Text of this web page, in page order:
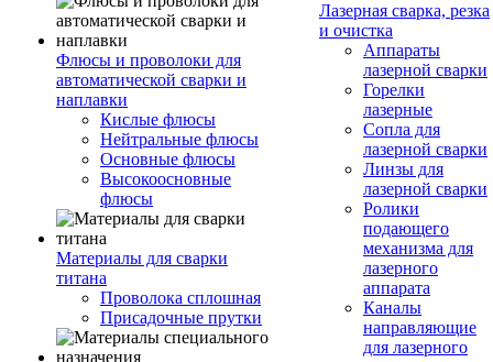
Флюсы и проволоки для
автоматической сварки и
наплавки
Кислые флюсы
Нейтральные флюсы
Основные флюсы
Высокоосновные
флюсы
Материалы для сварки
титана
Проволока сплошная
Присадочные прутки
Лазерная сварка, резка
и очистка
Аппараты
лазерной сварки
Горелки
лазерные
Сопла для
лазерной сварки
Линзы для
лазерной сварки
Ролики
подающего
механизма для
лазерного
аппарата
Каналы
направляющие
для лазерного